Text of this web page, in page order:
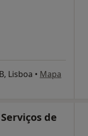
Lisboa • Mapa
de